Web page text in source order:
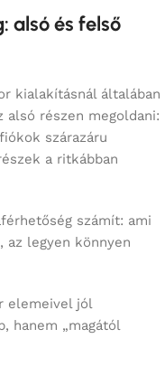
alsó és felső
kialakításnál általában
részen megoldani:
szárazáru
a ritkábban
számít: ami
az legyen könnyen
elemeivel jól
hanem „magától